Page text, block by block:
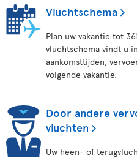
Vluchtschema
Plan uw vakantie tot
vluchtschema vindt u
aankomsttijden,
volgende vakantie.
Door andere
vluchten
Uw heen- of